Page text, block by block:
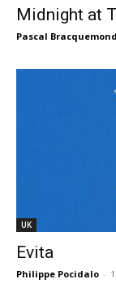
Midnight at
Pascal Bracquemond
UK
Evita
Philippe Pocidalo -